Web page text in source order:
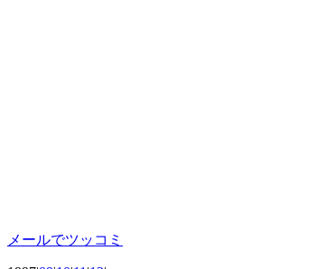
メールでツッコミ